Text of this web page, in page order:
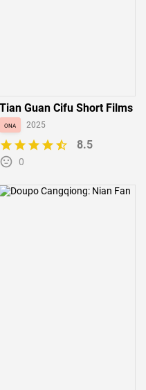
Tian Guan Cifu Short Films
ona 2025
8.5
0